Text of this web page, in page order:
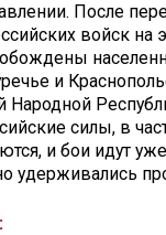
После
войск на
и
силы, в
и бои идут
удерживались